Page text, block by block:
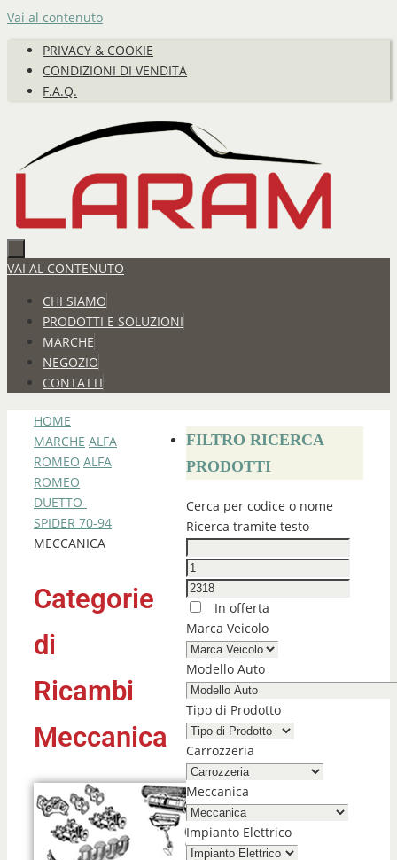
Vai al contenuto
PRIVACY & COOKIE
CONDIZIONI DI VENDITA
F.A.Q.
VAI AL CONTENUTO
CHI SIAMO
PRODOTTI E SOLUZIONI
MARCHE
NEGOZIO
CONTATTI
HOME
MARCHE ALFA
ROMEO ALFA
ROMEO
DUETTO-
SPIDER 70-94
MECCANICA
Categorie
di
Ricambi
Meccanica
FILTRO RICERCA
PRODOTTI
Cerca per codice o nome
Ricerca tramite testo
In offerta
Marca Veicolo
Modello Auto
Tipo di Prodotto
Carrozzeria
Meccanica
Impianto Elettrico